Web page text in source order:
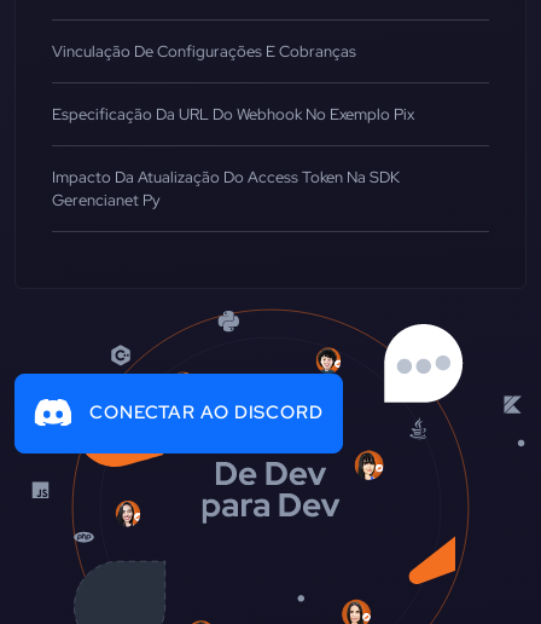
Vinculação De Configurações E Cobranças
Especificação Da URL Do Webhook No Exemplo Pix
Impacto Da Atualização Do Access Token Na SDK
Gerencianet Py
CONECTAR AO DISCORD